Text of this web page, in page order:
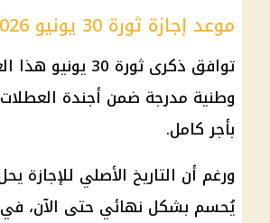
موعد إجازة ثورة 30 يونيو 2026
وطنية مدرجة ضمن أجندة
بأجر كامل.
ورغم أن التاريخ الأصلي للإجازة
يُحسم بشكل نهائي حتى الآن، في